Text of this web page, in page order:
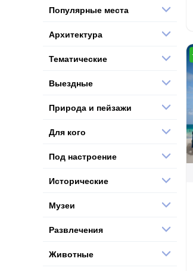
Популярные места
Архитектура
Тематические
Выездные
Природа и пейзажи
Для кого
Под настроение
Исторические
Музеи
Развлечения
Животные